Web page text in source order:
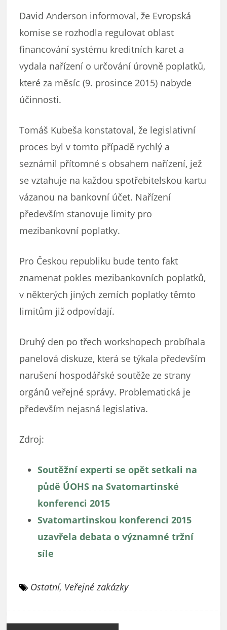
David Anderson informoval, že Evropská
komise se rozhodla regulovat oblast
financování systému kreditních karet a
vydala nařízení o určování úrovně poplatků,
které za měsíc (9. prosince 2015) nabyde
účinnosti.
Tomáš Kubeša konstatoval, že legislativní
proces byl v tomto případě rychlý a
seznámil přítomné s obsahem nařízení, jež
se vztahuje na každou spotřebitelskou kartu
vázanou na bankovní účet. Nařízení
především stanovuje limity pro
mezibankovní poplatky.
Pro Českou republiku bude tento fakt
znamenat pokles mezibankovních poplatků,
v některých jiných zemích poplatky těmto
limitům již odpovídají.
Druhý den po třech workshopech probíhala
panelová diskuze, která se týkala především
narušení hospodářské soutěže ze strany
orgánů veřejné správy. Problematická je
především nejasná legislativa.
Zdroj:
Soutěžní experti se opět setkali na
půdě ÚOHS na Svatomartinské
konferenci 2015
Svatomartinskou konferenci 2015
uzavřela debata o významné tržní
síle
Ostatní, Veřejné zakázky